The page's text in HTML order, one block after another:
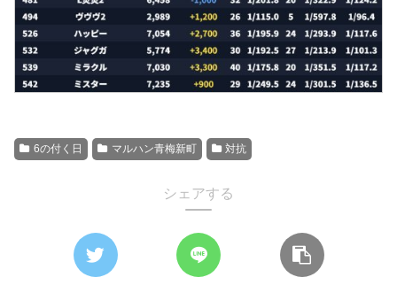
6の付く日 マルハン青梅新町 対抗
シェアする